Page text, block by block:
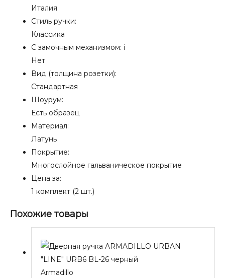
Италия
Стиль ручки:
Классика
С замочным механизмом: i
Нет
Вид (толщина розетки):
Стандартная
Шоурум:
Есть образец
Материал:
Латунь
Покрытие:
Многослойное гальваническое покрытие
Цена за:
1 комплект (2 шт.)
Похожие товары
Armadillo